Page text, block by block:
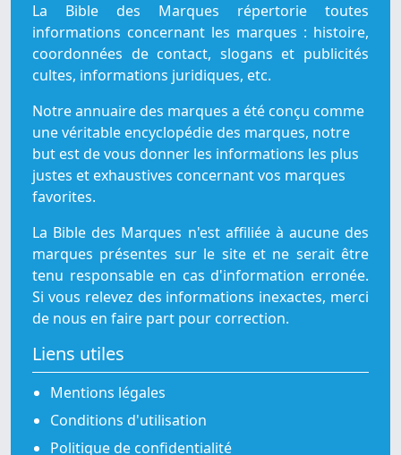
La Bible des Marques répertorie toutes
informations concernant les marques : histoire,
coordonnées de contact, slogans et publicités
cultes, informations juridiques, etc.
Notre annuaire des marques a été conçu comme
une véritable encyclopédie des marques, notre
but est de vous donner les informations les plus
justes et exhaustives concernant vos marques
favorites.
La Bible des Marques n'est affiliée à aucune des
marques présentes sur le site et ne serait être
tenu responsable en cas d'information erronée.
Si vous relevez des informations inexactes, merci
de nous en faire part pour correction.
Liens utiles
Mentions légales
Conditions d'utilisation
Politique de confidentialité